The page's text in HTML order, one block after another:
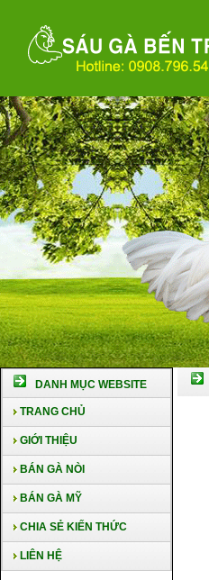
DANH MỤC WEBSITE
TRANG CHỦ
GIỚI THIỆU
BÁN GÀ NÒI
BÁN GÀ MỸ
CHIA SẺ KIẾN THỨC
LIÊN HỆ